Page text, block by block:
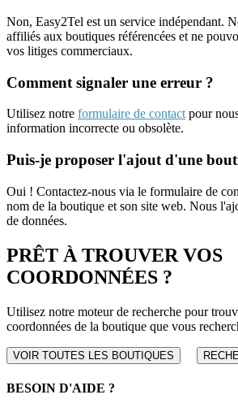
Non, Easy2Tel est un service indépendant.
affiliés aux boutiques référencées et ne
vos litiges commerciaux.
Comment signaler une erreur ?
Utilisez notre formulaire de contact pour
information incorrecte ou obsolète.
Puis-je proposer l'ajout d'une
Oui ! Contactez-nous via le formulaire de
nom de la boutique et son site web. Nous
de données.
PRÊT À TROUVER VOS
COORDONNÉES ?
Utilisez notre moteur de recherche pour
coordonnées de la boutique que vous
VOIR TOUTES LES BOUTIQUES
BESOIN D'AIDE ?